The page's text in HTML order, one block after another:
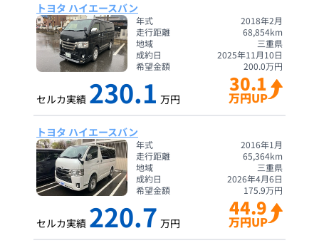
トヨタ ハイエースバン
年式
2018年2月
走行距離
68,854km
地域
三重県
成約日
2025年11月10日
希望金額
200.0万円
セルカ実績 230.1 万円
30.1
万円UP
トヨタ ハイエースバン
年式
2016年1月
走行距離
65,364km
地域
三重県
成約日
2026年4月6日
希望金額
175.9万円
セルカ実績 220.7 万円
44.9
万円UP